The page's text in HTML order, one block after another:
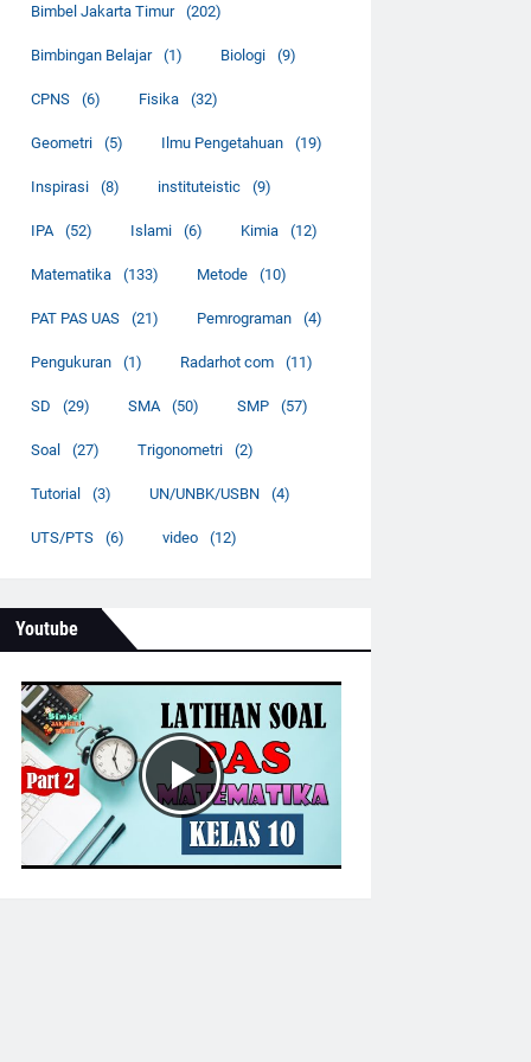
Bimbel Jakarta Timur (202)
Bimbingan Belajar (1) Biologi (9)
CPNS (6) Fisika (32)
Geometri (5) Ilmu Pengetahuan (19)
Inspirasi (8) instituteistic (9)
IPA (52) Islami (6) Kimia (12)
Matematika (133) Metode (10)
PAT PAS UAS (21) Pemrograman (4)
Pengukuran (1) Radarhot com (11)
SD (29) SMA (50) SMP (57)
Soal (27) Trigonometri (2)
Tutorial (3) UN/UNBK/USBN (4)
UTS/PTS (6) video (12)
Youtube